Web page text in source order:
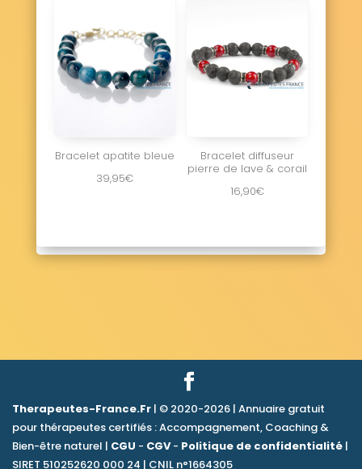
Bracelet apatite bleue
39,95€
Bracelet diffuseur
pierre de lave & corail
16,90€
Therapeutes-France.Fr | © 2020-2026 | Annuaire gratuit
pour thérapeutes certifiés : Accompagnement, Coaching &
Bien-être naturel | CGU - CGV- Politique de confidentialité |
SIRET 510252620 000 24 | CNIL n°1664305